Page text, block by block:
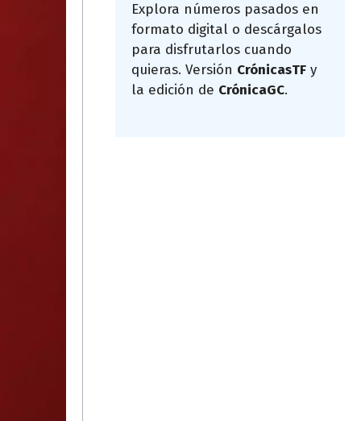
Explora números pasados en
formato digital o descárgalos
para disfrutarlos cuando
quieras. Versión CrónicasTF y
la edición de CrónicaGC.